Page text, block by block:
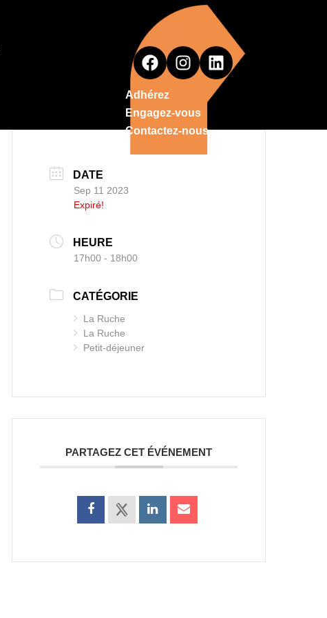
Adhérez
Engagez-vous
Contactez-nous
DATE
Sep 11 2023
Expiré!
HEURE
17h00 - 18h00
CATÉGORIE
La Ruche
La Ruche
Petit-déjeuner
PARTAGEZ CET ÉVÉNEMENT